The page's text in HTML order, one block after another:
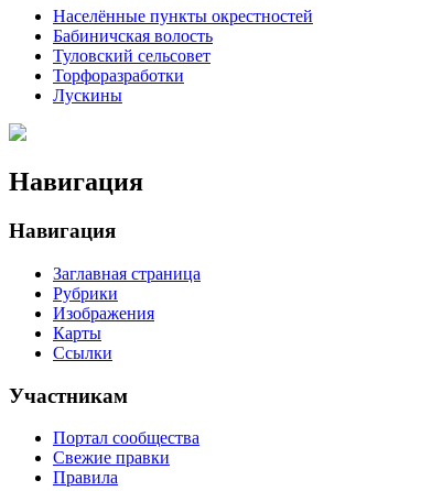
Населённые пункты окрестностей
Бабиничская волость
Туловский сельсовет
Торфоразработки
Лускины
Навигация
Навигация
Заглавная страница
Рубрики
Изображения
Карты
Ссылки
Участникам
Портал сообщества
Свежие правки
Правила